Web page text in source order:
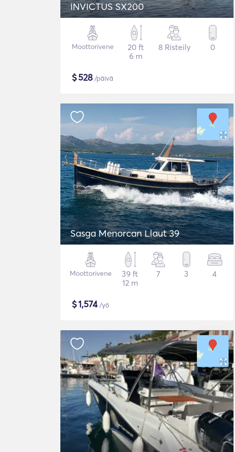
INVICTUS SX200
Moottorivene
20 ft
6 m
8 Risteily 0
$528/päivä
Sasga Menorcan Llaut 39
Moottorivene
39 ft
12 m
7 3 4
$1,574/yö